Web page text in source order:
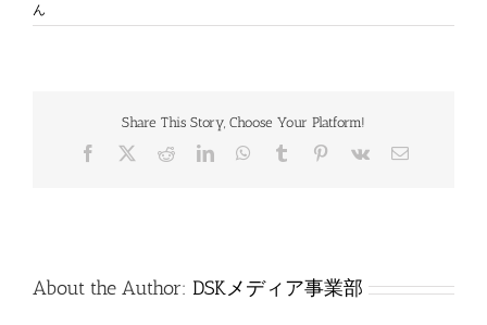
ダ
_
解
答
ん
Share This Story, Choose Your Platform!
Facebook RedditLinkedInWhatsApp
Tumblr Pinterest
Vk
電
About the Author: DSKメディア事業部